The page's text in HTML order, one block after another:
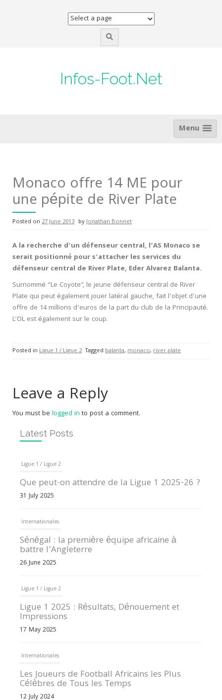
Infos-Foot.Net
Menu
Monaco offre 14 ME pour
une pépite de River Plate
Posted on 27 June 2013 byJonathan Bonnet
A la recherche d’un défenseur central, l’AS Monaco se
serait positionné pour s’attacher les services du
défenseur central de River Plate, Eder Alvarez Balanta.
Surnommé “Le Coyote”, le jeune défenseur central de River
Plate qui peut également jouer latéral gauche, fait l’objet d’une
offre de 14 millions d’euros de la part du club de la Principauté.
L’OL est également sur le coup.
Posted in Ligue 1 / Ligue 2 Tagged balanta, monaco, river plate
Leave a Reply
You must be logged in to post a comment.
Latest Posts
Ligue 1 / Ligue 2
Que peut-on attendre de la Ligue 1 2025-26 ?
31 July 2025
Internationales
Sénégal : la première équipe africaine à
battre l’Angleterre
26 June 2025
Ligue 1 / Ligue 2
Ligue 1 2025 : Résultats, Dénouement et
Impressions
17 May 2025
Internationales
Les Joueurs de Football Africains les Plus
Célèbres de Tous les Temps
12 July 2024